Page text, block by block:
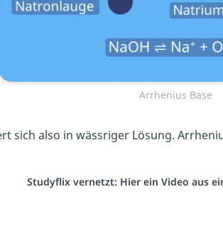
Arrhenius Base
sich also in wässriger Lösung.
Studyflix vernetzt: Hier ein Video aus